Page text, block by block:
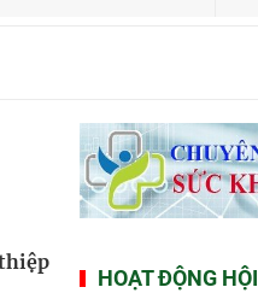
HOẠT ĐỘNG HỘI